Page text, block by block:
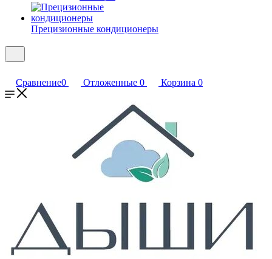
Прецизионные кондиционеры
Сравнение0 Отложенные 0 Корзина 0